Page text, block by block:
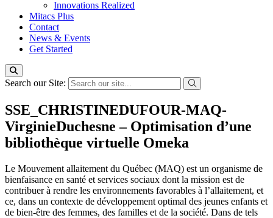
Innovations Realized
Mitacs Plus
Contact
News & Events
Get Started
Search our Site:
SSE_CHRISTINEDUFOUR-MAQ-
VirginieDuchesne – Optimisation d’une
bibliothèque virtuelle Omeka
Le Mouvement allaitement du Québec (MAQ) est un organisme de
bienfaisance en santé et services sociaux dont la mission est de
contribuer à rendre les environnements favorables à l’allaitement, et
ce, dans un contexte de développement optimal des jeunes enfants et
de bien-être des femmes, des familles et de la société. Dans de tels